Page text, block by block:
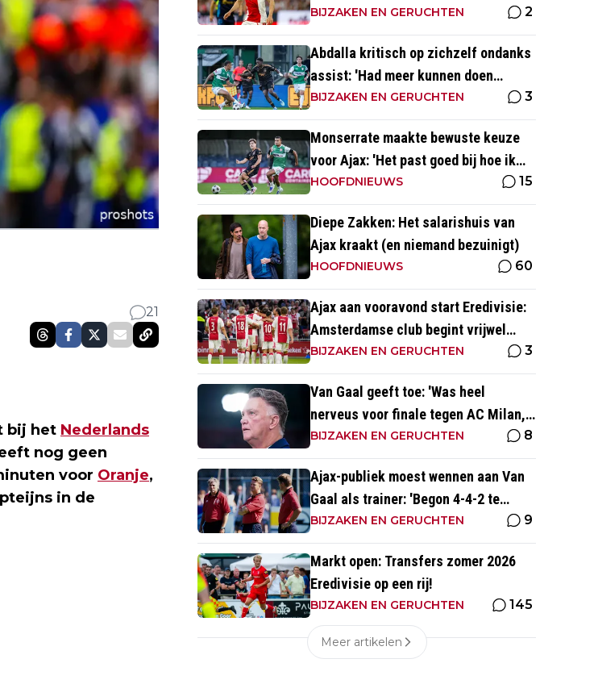
21
bij het Nederlands
nog geen
voor Oranje,
in de
dat ga je in wedstrijden ook zien'
BIJZAKEN EN GERUCHTEN 2
Abdalla kritisch op zichzelf ondanks
assist: 'Had meer kunnen doen
dichtbij de goal'
BIJZAKEN EN GERUCHTEN 3
Monserrate maakte bewuste keuze
voor Ajax: 'Het past goed bij hoe ik
naar voetbal kijk’
HOOFDNIEUWS 15
Diepe Zakken: Het salarishuis van
Ajax kraakt (en niemand bezuinigt)
HOOFDNIEUWS 60
Ajax aan vooravond start Eredivisie:
Amsterdamse club begint vrijwel
altijd met zege
BIJZAKEN EN GERUCHTEN 3
Van Gaal geeft toe: 'Was heel
nerveus voor finale tegen AC Milan,
wist dat ze zich zouden aanpassen'
BIJZAKEN EN GERUCHTEN 8
Ajax-publiek moest wennen aan Van
Gaal als trainer: 'Begon 4-4-2 te
spelen, vloeken in de kerk'
BIJZAKEN EN GERUCHTEN 9
Markt open: Transfers zomer 2026
Eredivisie op een rij!
BIJZAKEN EN GERUCHTEN 145
Meer artikelen